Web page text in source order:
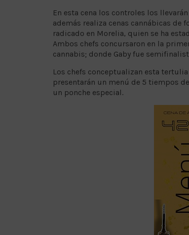
En esta cena los controles los
además realiza cenas cannábicas de
radicado en Morelia, quien se ha
Ambos chefs concursaron en la
cannabis; donde Gaby fue
Los chefs conceptualizan esta
presentarán un menú de 5 tiempos de
un ponche especial.